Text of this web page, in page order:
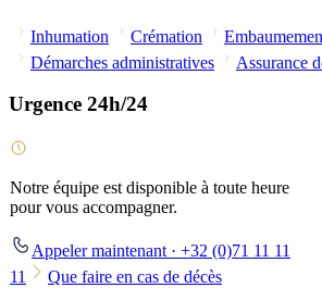
Inhumation Crémation
Démarches administratives
Assurance
Urgence 24h/24
Notre équipe est disponible à toute heure
pour vous accompagner.
Appeler maintenant · +32 (0)71 11 11
11
Que faire en cas de décès